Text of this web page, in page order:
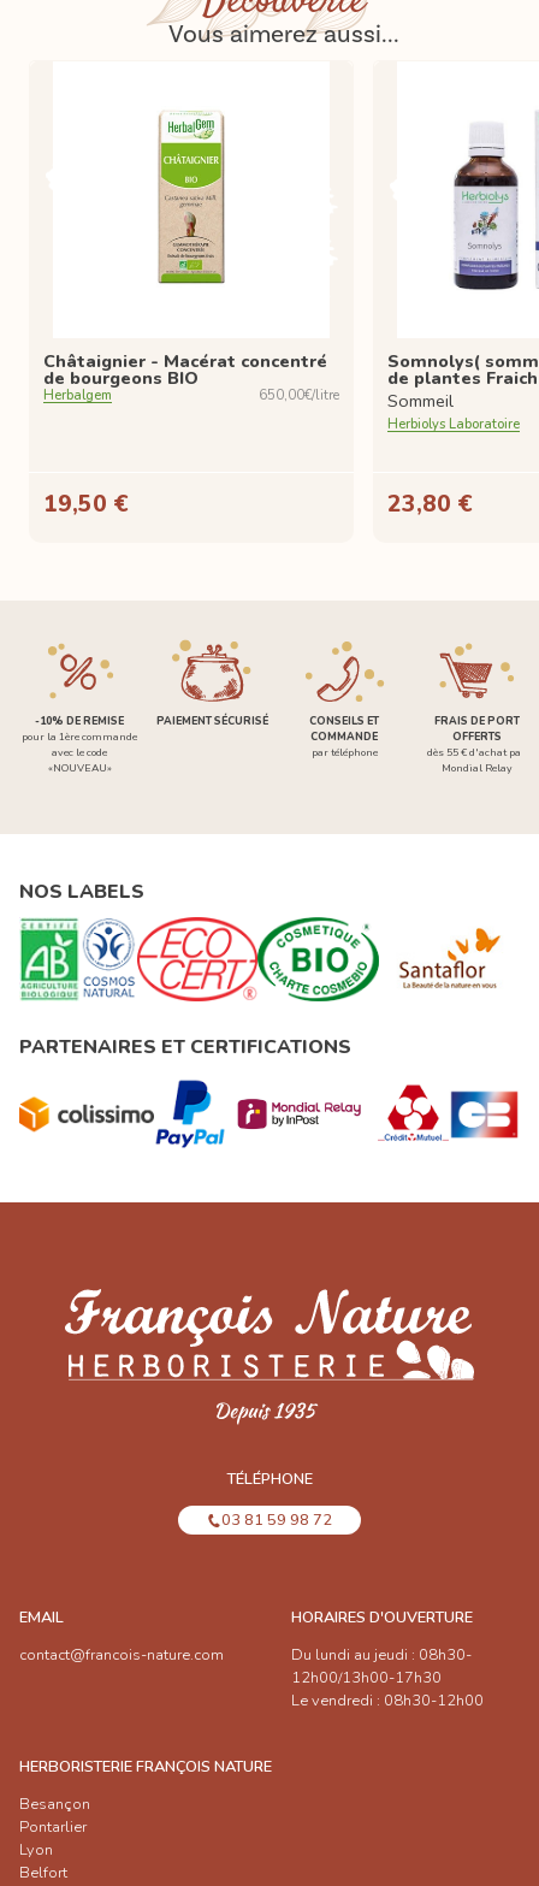
Vous aimerez aussi...
Châtaignier - Macérat concentré
de bourgeons BIO
Herbalgem 650,00€/litre
19,50 €
Somnolys(
de plantes
Sommeil
Herbiolys Laboratoire
23,80 €
-10% DE REMISE
pour la 1ère commande
avec le code
«NOUVEAU»
PAIEMENT SÉCURISÉ
CONSEILS ET
COMMANDE
par téléphone
FRAIS DE PORT
OFFERTS
dès 55 € d'achat par
Mondial Relay
NOS LABELS
PARTENAIRES ET CERTIFICATIONS
TÉLÉPHONE
03 81 59 98 72
EMAIL
contact@francois-nature.com
HORAIRES D'OUVERTURE
Du lundi au jeudi : 08h30-
12h00/13h00-17h30
Le vendredi : 08h30-12h00
HERBORISTERIE FRANÇOIS NATURE
Besançon
Pontarlier
Lyon
Belfort